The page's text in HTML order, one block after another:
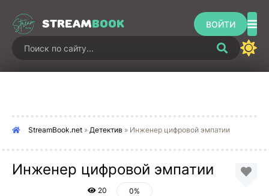
STREAMBOOK ВОЙТИ
StreamBook.net » Детектив » Инженер цифровой эмпатии
Инженер цифровой эмпатии
20 0%